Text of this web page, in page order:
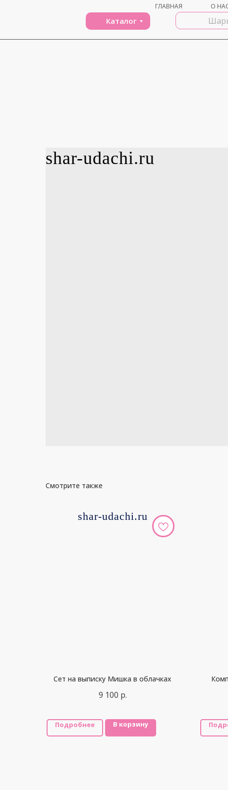
О
ГЛАВНАЯ
Каталог
shar-udachi.ru
Смотрите также
shar-udachi.ru
Сет на выписку Мишка в облачках
9 100 р.
Подробнее В корзину